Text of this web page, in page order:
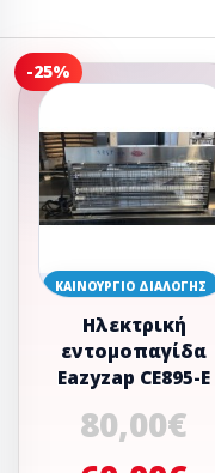
-25%
ΚΑΙΝΟΎΡΓΙΟ ΔΙΑΛΟΓΉΣ
Ηλεκτρική
εντομοπαγίδα
Eazyzap CE895-E
80,00€